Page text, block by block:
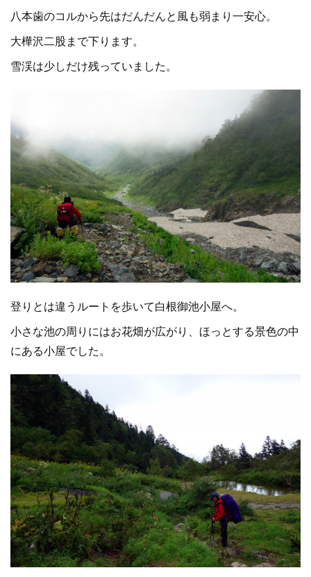
八本歯のコルから先はだんだんと風も弱まり一安心。
大樺沢二股まで下ります。
雪渓は少しだけ残っていました。
登りとは違うルートを歩いて白根御池小屋へ。
小さな池の周りにはお花畑が広がり、ほっとする景色の中
にある小屋でした。